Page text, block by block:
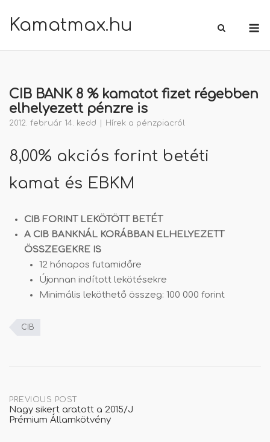
Kamatmax.hu
CIB BANK 8 % kamatot fizet régebben
elhelyezett pénzre is
2012. február 14. kedd Hírek a pénzpiacról
8,00% akciós forint betéti
kamat és EBKM
CIB FORINT LEKÖTÖTT BETÉT
A CIB BANKNÁL KORÁBBAN ELHELYEZETT
ÖSSZEGEKRE IS
12 hónapos futamidőre
Újonnan indított lekötésekre
Minimális leköthető összeg: 100 000 forint
CIB
Post
PREVIOUS POST
Nagy sikert aratott a 2015/J
Prémium Államkötvény